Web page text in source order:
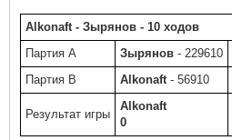
Alkonaft - Зырянов - 10 ходов
Партия A
Зырянов - 229610
Партия B
Alkonaft - 56910
Результат игры
Alkonaft
0